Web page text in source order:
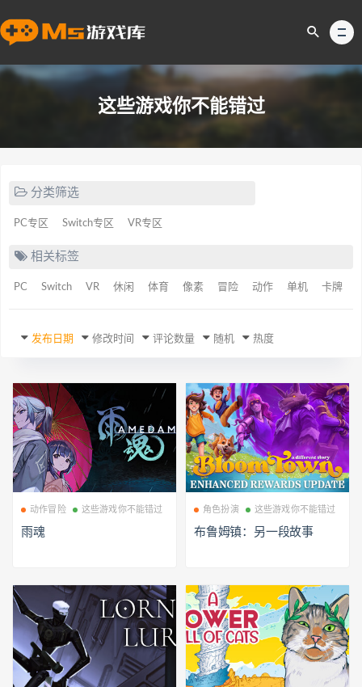
这些游戏你不能错过
分类筛选
PC专区 Switch专区 VR专区
相关标签
PC Switch VR 休闲 体育 像素 冒险 动作 单机 卡牌
发布日期 修改时间 评论数量 随机 热度
动作冒险 这些游戏你不能错过
雨魂
角色扮演 这些游戏你不能错过
布鲁姆镇：另一段故事